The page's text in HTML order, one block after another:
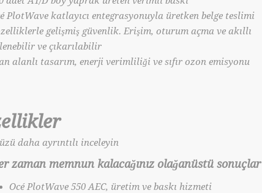
katlayıcı entegrasyonuyla üretken belge teslimi
gelişmiş güvenlik. Erişim, oturum açma ve akıllı
ve çıkarılabilir
alanlı tasarım, enerji verimliliği ve sıfır ozon emisyonu
daha ayrıntılı inceleyin
zaman memnun kalacağınız olağanüstü sonuçlar
Océ PlotWave 550 AEC, üretim ve baskı hizmeti